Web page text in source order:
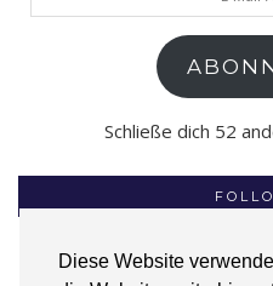
Diese Website
Mail-
Schließe dich 52